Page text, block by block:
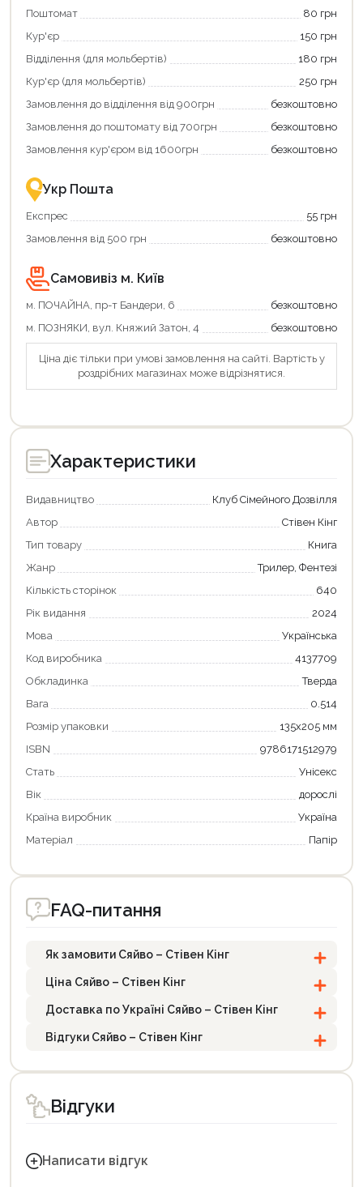
карту
щоб
зекономити
та
отримати
переваги!
картою
єКнига
–
зручно
та
покупку
«Національний
кешбек»
та
отримуйте
повернення
Економте
більше
разом
державною
підтримкою!
Поштомат
80 грн
Кур'єр
150 грн
Відділення (для мольбертів)
180 грн
Кур'єр (для мольбертів)
250 грн
Замовлення до відділення від 900грн
безкоштовно
Замовлення до поштомату від 700грн
безкоштовно
Замовлення кур'єром від 1600грн
безкоштовно
Укр Пошта
Експрес
55 грн
Замовлення від 500 грн
безкоштовно
Самовивіз м. Київ
м. ПОЧАЙНА, пр-т Бандери, 6
безкоштовно
м. ПОЗНЯКИ, вул. Княжий Затон, 4
безкоштовно
Ціна діє тільки при умові замовлення на сайті. Вартість у
роздрібних магазинах може відрізнятися.
Характеристики
Видавництво
Клуб Сімейного Дозвілля
Автор
Стівен Кінг
Тип товару
Книга
Жанр
Трилер, Фентезі
Кількість сторінок
640
Рік видання
2024
Мова
Українська
Код виробника
4137709
Обкладинка
Тверда
Вага
0.514
Розмір упаковки
135х205 мм
ISBN
9786171512979
Стать
Унісекс
Вік
дорослі
Країна виробник
Україна
Матеріал
Папір
FAQ-питання
Як замовити Сяйво – Стівен Кінг
Ціна Сяйво – Стівен Кінг
Доставка по Україні Сяйво – Стівен Кінг
Відгуки Сяйво – Стівен Кінг
Відгуки
Написати відгук
Продовжити покупки